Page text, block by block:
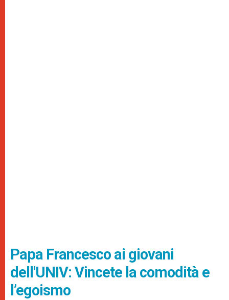
Papa Francesco ai giovani
dell'UNIV: Vincete la comodità e
l’egoismo